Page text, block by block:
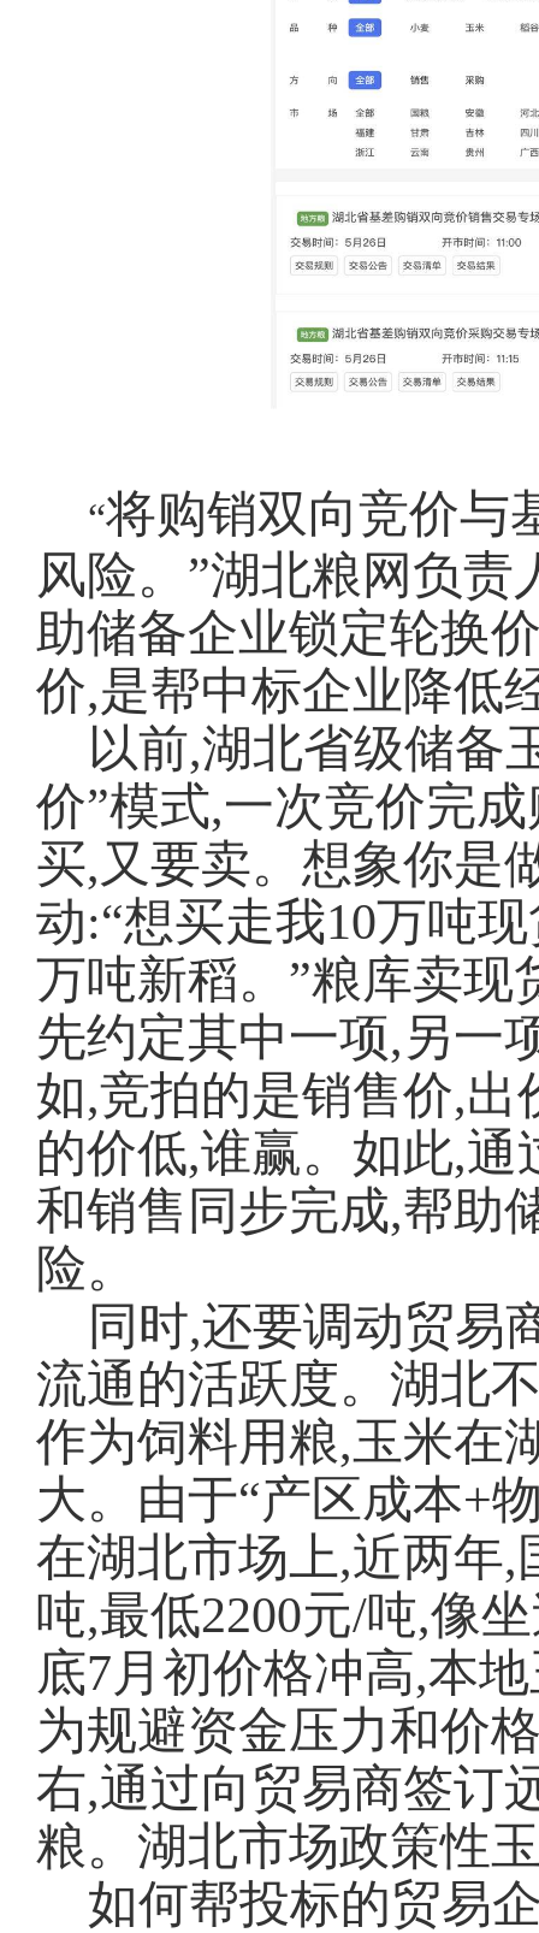
“将购销双向竞价与
风险。”湖北粮网负
助储备企业锁定轮换
价,是帮中标企业降低
以前,湖北省级储备
价”模式,一次竞价完
买,又要卖。想象你是
动:“想买走我10万吨
万吨新稻。”粮库卖现
先约定其中一项,另一
如,竞拍的是销售价,
的价低,谁赢。如此,
和销售同步完成,帮助
险。
同时,还要调动贸易
流通的活跃度。湖北
作为饲料用粮,玉米在
大。由于“产区成本+
在湖北市场上,近两年,
吨,最低2200元/吨,像
底7月初价格冲高,本
为规避资金压力和价
右,通过向贸易商签订
粮。湖北市场政策性
如何帮投标的贸易